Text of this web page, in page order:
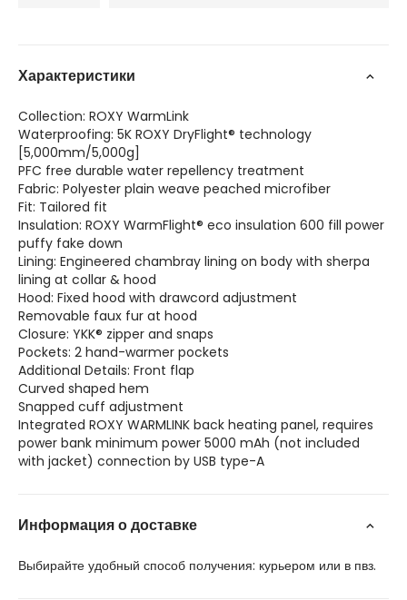
Характеристики
Collection: ROXY WarmLink
Waterproofing: 5K ROXY DryFlight® technology
[5,000mm/5,000g]
PFC free durable water repellency treatment
Fabric: Polyester plain weave peached microfiber
Fit: Tailored fit
Insulation: ROXY WarmFlight® eco insulation 600 fill power
puffy fake down
Lining: Engineered chambray lining on body with sherpa
lining at collar & hood
Hood: Fixed hood with drawcord adjustment
Removable faux fur at hood
Closure: YKK® zipper and snaps
Pockets: 2 hand-warmer pockets
Additional Details: Front flap
Curved shaped hem
Snapped cuff adjustment
Integrated ROXY WARMLINK back heating panel, requires
power bank minimum power 5000 mAh (not included
with jacket) connection by USB type-A
Информация о доставке
Выбирайте удобный способ получения: курьером или в пвз.